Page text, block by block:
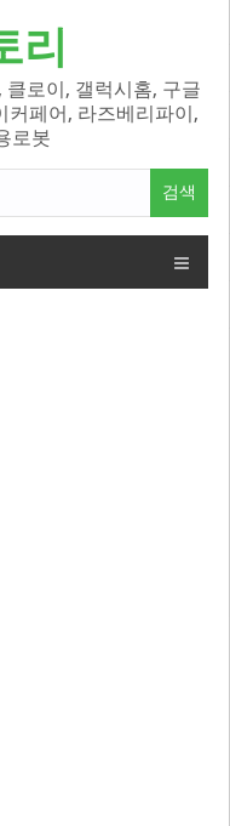
리
로이, 갤럭시홈, 구글
커페어, 라즈베리파이,
로봇